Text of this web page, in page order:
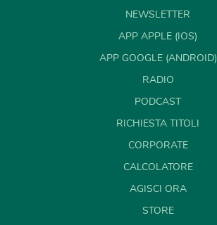
NEWSLETTER
APP APPLE (IOS)
APP GOOGLE (ANDROID)
RADIO
PODCAST
RICHIESTA TITOLI
CORPORATE
CALCOLATORE
AGISCI ORA
STORE